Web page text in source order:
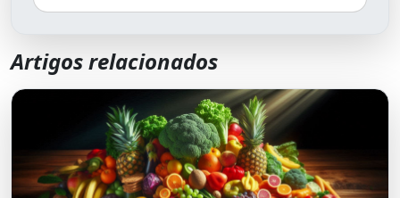
Artigos relacionados